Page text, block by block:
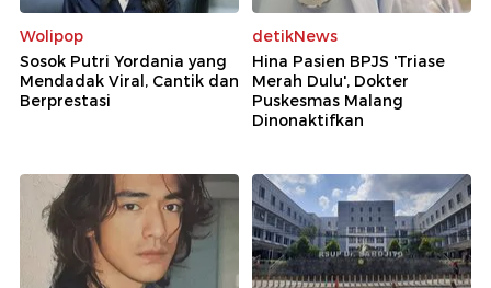
Wolipop
Sosok Putri Yordania yang
Mendadak Viral, Cantik dan
Berprestasi
detikNews
Hina Pasien BPJS 'Triase
Merah Dulu', Dokter
Puskesmas Malang
Dinonaktifkan